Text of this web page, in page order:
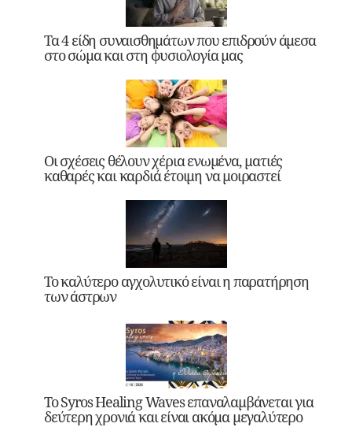
Τα 4 είδη συναισθημάτων που επιδρούν άμεσα
στο σώμα και στη φυσιολογία μας
Οι σχέσεις θέλουν χέρια ενωμένα, ματιές
καθαρές και καρδιά έτοιμη να μοιραστεί
Το καλύτερο αγχολυτικό είναι η παρατήρηση
των άστρων
Το Syros Healing Waves επαναλαμβάνεται για
δεύτερη χρονιά και είναι ακόμα μεγαλύτερο